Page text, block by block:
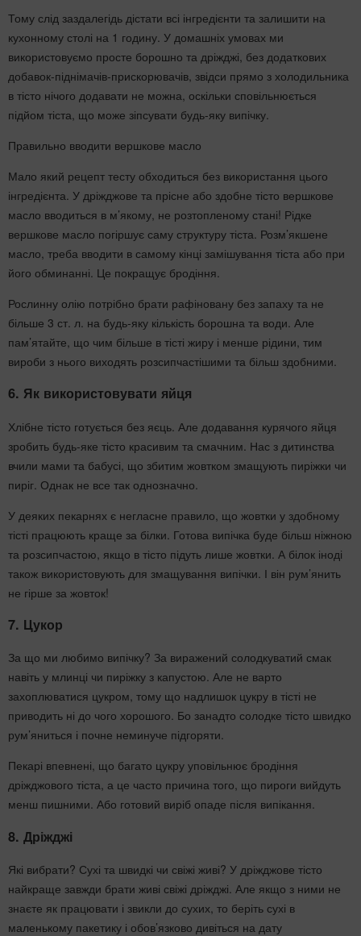
Тому слід заздалегідь дістати всі інгредієнти та залишити на
кухонному столі на 1 годину. У домашніх умовах ми
використовуємо просте борошно та дріжджі, без додаткових
добавок-піднімачів-прискорювачів, звідси прямо з холодильника
в тісто нічого додавати не можна, оскільки сповільнюється
підйом тіста, що може зіпсувати будь-яку випічку.
Правильно вводити вершкове масло
Мало який рецепт тесту обходиться без використання цього
інгредієнта. У дріжджове та прісне або здобне тісто вершкове
масло вводиться в м’якому, не розтопленому стані! Рідке
вершкове масло погіршує саму структуру тіста. Розм’якшене
масло, треба вводити в самому кінці замішування тіста або при
його обминанні. Це покращує бродіння.
Рослинну олію потрібно брати рафіновану без запаху та не
більше 3 ст. л. на будь-яку кількість борошна та води. Але
пам’ятайте, що чим більше в тісті жиру і менше рідини, тим
вироби з нього виходять розсипчастішими та більш здобними.
6. Як використовувати яйця
Хлібне тісто готується без яєць. Але додавання курячого яйця
зробить будь-яке тісто красивим та смачним. Нас з дитинства
вчили мами та бабусі, що збитим жовтком змащують пиріжки чи
пиріг. Однак не все так однозначно.
У деяких пекарнях є негласне правило, що жовтки у здобному
тісті працюють краще за білки. Готова випічка буде більш ніжною
та розсипчастою, якщо в тісто підуть лише жовтки. А білок іноді
також використовують для змащування випічки. І він рум’янить
не гірше за жовток!
7. Цукор
За що ми любимо випічку? За виражений солодкуватий смак
навіть у млинці чи пиріжку з капустою. Але не варто
захоплюватися цукром, тому що надлишок цукру в тісті не
приводить ні до чого хорошого. Бо занадто солодке тісто швидко
рум’яниться і почне неминуче підгоряти.
Пекарі впевнені, що багато цукру уповільнює бродіння
дріжджового тіста, а це часто причина того, що пироги вийдуть
менш пишними. Або готовий виріб опаде після випікання.
8. Дріжджі
Які вибрати? Сухі та швидкі чи свіжі живі? У дріжджове тісто
найкраще завжди брати живі свіжі дріжджі. Але якщо з ними не
знаєте як працювати і звикли до сухих, то беріть сухі в
маленькому пакетику і обов’язково дивіться на дату